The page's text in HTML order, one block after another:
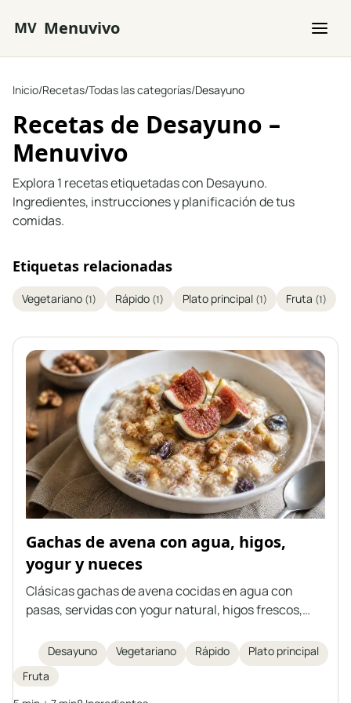
MV Menuvivo
Inicio/Recetas/Todas las categorías/Desayuno
Recetas de Desayuno –
Menuvivo
Explora 1 recetas etiquetadas con Desayuno.
Ingredientes, instrucciones y planificación de tus
comidas.
Etiquetas relacionadas
Vegetariano (1) Rápido (1) Plato principal (1) Fruta (1)
Gachas de avena con agua, higos,
yogur y nueces
Clásicas gachas de avena cocidas en agua con
pasas, servidas con yogur natural, higos frescos,
desayuno o cena rápido, saludable y ligero. Cada
uno puede enriquecer las gachas con sus frutas
favoritas o sustitutos para crear su propia versión de
Desayuno Vegetariano Rápido
Plato principal
Fruta